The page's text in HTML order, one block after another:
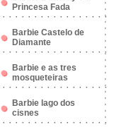
Princesa Fada
Barbie Castelo de
Diamante
Barbie e as tres
mosqueteiras
Barbie lago dos
cisnes